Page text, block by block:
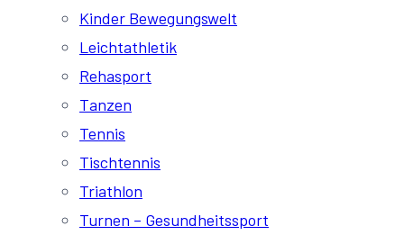
Kinder Bewegungswelt
Leichtathletik
Rehasport
Tanzen
Tennis
Tischtennis
Triathlon
Turnen – Gesundheitssport